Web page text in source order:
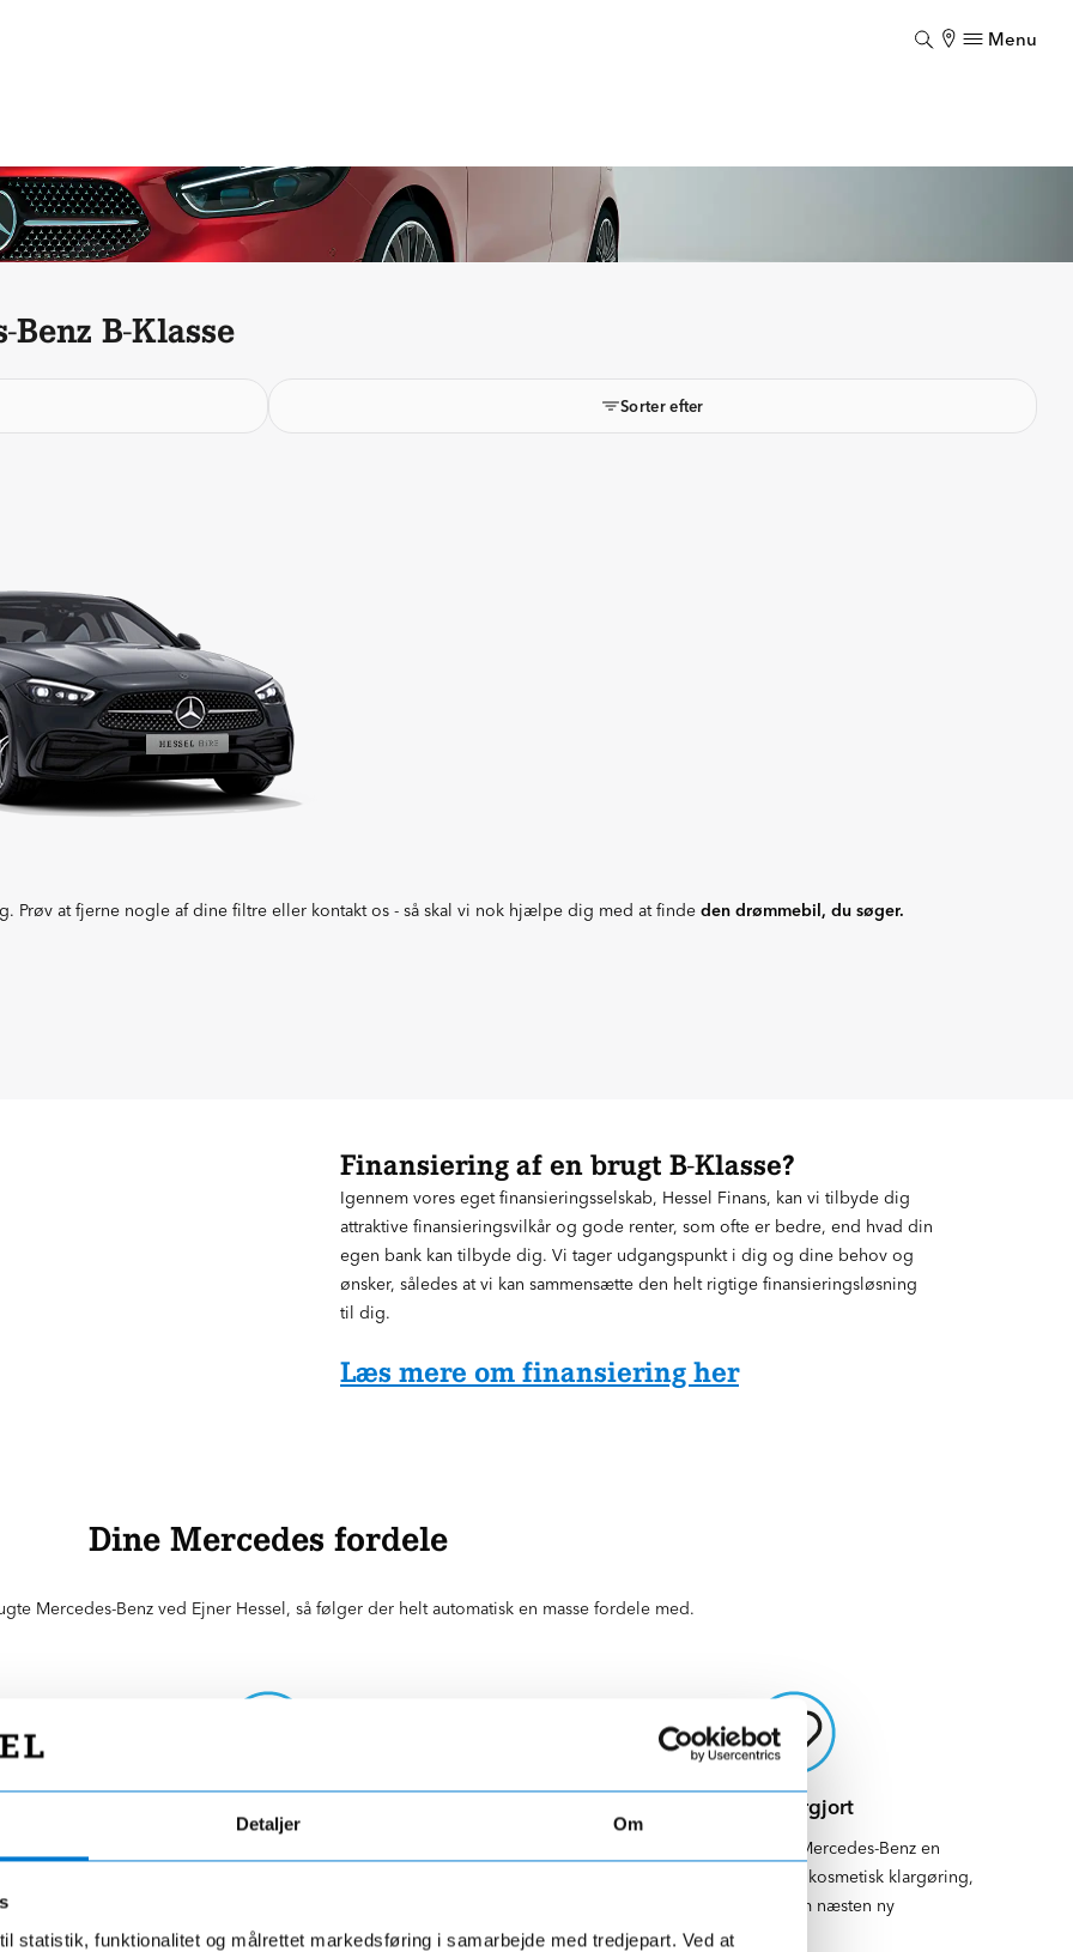
Detaljer Om
statistik, funktionalitet og målrettet markedsføring i samarbejde med tredjepart. Ved at
Menu
B-Klasse
Sorter efter
at fjerne nogle af dine filtre eller kontakt os - så skal vi nok hjælpe dig med at finde den drømmebil, du søger.
Finansiering af en brugt B-Klasse?
Igennem vores eget finansieringsselskab, Hessel Finans, kan vi tilbyde dig
attraktive finansieringsvilkår og gode renter, som ofte er bedre, end hvad din
egen bank kan tilbyde dig. Vi tager udgangspunkt i dig og dine behov og
ønsker, således at vi kan sammensætte den helt rigtige finansieringsløsning
til dig.
Læs mere om finansiering her
Dine Mercedes fordele
Mercedes-Benz ved Ejner Hessel, så følger der helt automatisk en masse fordele med.
Top klargjort
Vi giver din brugte Mercedes-Benz en
omfattende mekanisk og kosmetisk klargøring,
så den står som næsten ny